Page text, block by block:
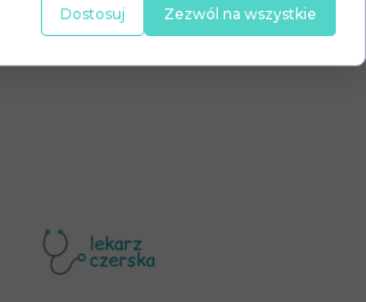
Dostosuj Zezwól na wszystkie